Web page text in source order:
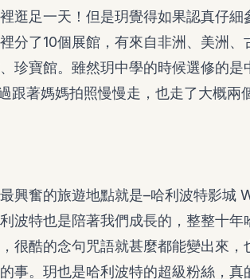
逛足一天！但是玥覺得如果認真仔
分了10個展館，有來自非洲、美洲
珍寶館。雖然玥中學的時候選修的
跟著媽媽拍照慢慢走，也走了大概兩
興奮的旅遊地點就是–哈利波特影城
波特也是陪著我們成長的，整整十
很酷的念句咒語就甚麼都能變出來
事。玥也是哈利波特的超級粉絲，